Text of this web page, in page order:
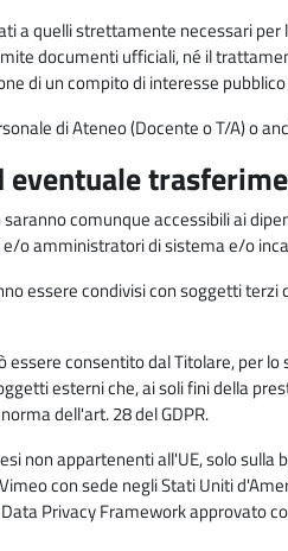
a quelli strettamente necessari
documenti ufficiali, né il
di un compito di interesse
di Ateneo (Docente o T/A) o
comunque accessibili ai
o amministratori di sistema e/o
essere condivisi con soggetti
essere consentito dal Titolare,
esterni che, ai soli fini della
dell'art. 28 del GDPR.
non appartenenti all'UE, solo
con sede negli Stati Uniti
Privacy Framework approvato